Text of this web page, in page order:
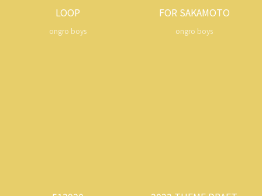
LOOP
ongro boys
FOR SAKAMOTO
ongro boys